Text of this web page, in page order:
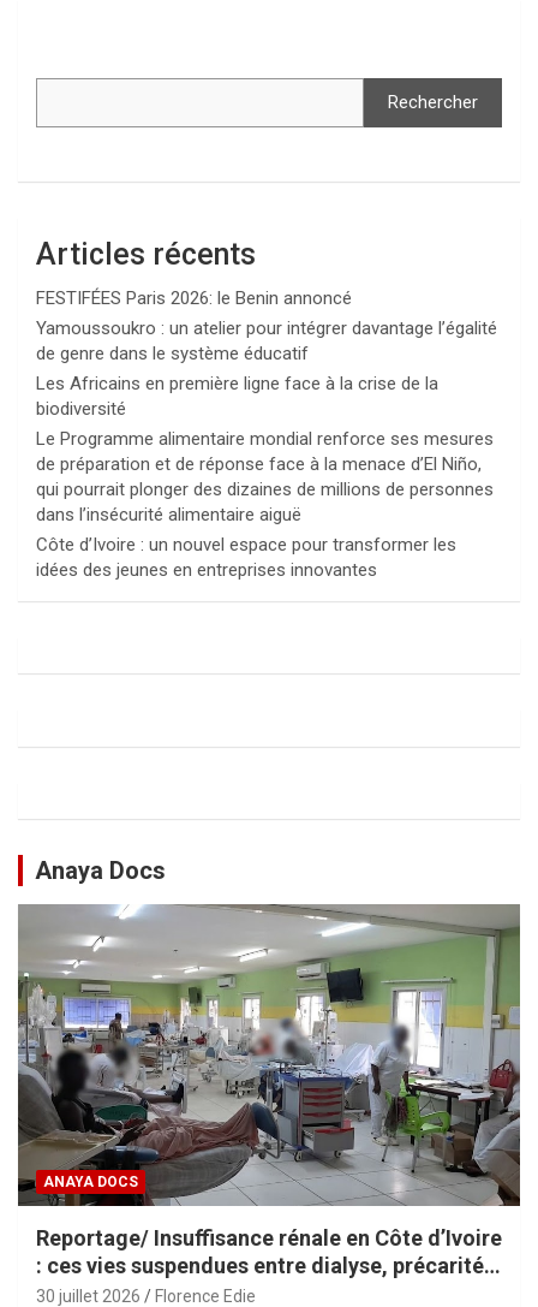
Rechercher
Articles récents
FESTIFÉES Paris 2026: le Benin annoncé
Yamoussoukro : un atelier pour intégrer davantage l’égalité
de genre dans le système éducatif
Les Africains en première ligne face à la crise de la
biodiversité
Le Programme alimentaire mondial renforce ses mesures
de préparation et de réponse face à la menace d’El Niño,
qui pourrait plonger des dizaines de millions de personnes
dans l’insécurité alimentaire aiguë
Côte d’Ivoire : un nouvel espace pour transformer les
idées des jeunes en entreprises innovantes
Anaya Docs
ANAYA DOCS
Reportage/ Insuffisance rénale en Côte d’Ivoire
: ces vies suspendues entre dialyse, précarité
et espoir
30 juillet 2026 Florence Edie